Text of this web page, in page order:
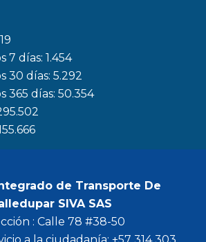
o
k
a
m
r
7 días:1.454
30 días:5.292
365 días:50.354
de Transporte De
SIVA SAS
: Calle 78 #38-50
a la ciudadanía: +57 314 303